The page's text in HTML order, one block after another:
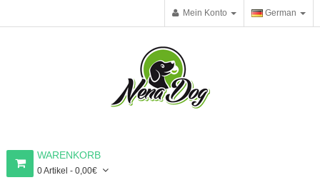
Mein Konto German
WARENKORB
0 Artikel - 0,00€